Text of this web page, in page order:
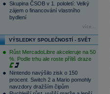
Skupina ČSOB v 1. pololetí: Velký
zájem o financování vlastního
bydlení
více...
VÝSLEDKY SPOLEČNOSTÍ - SVĚT
Růst MercadoLibre akceleruje na 50
%. Podle trhu ale roste příliš draze
Nintendo navýšilo zisk o 150
procent. Switch 2 a Mario pomohly
navzdory dražším čipům